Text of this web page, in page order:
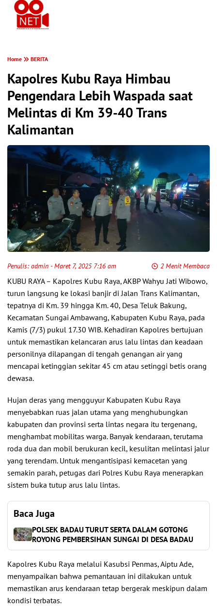
Home BERITA
Kapolres Kubu Raya Himbau
Pengendara Lebih Waspada saat
Melintas di Km 39-40 Trans
Kalimantan
Penulis: admin - Maret 7, 2025 7:16 am 2 Menit Membaca
KUBU RAYA – Kapolres Kubu Raya, AKBP Wahyu Jati Wibowo,
turun langsung ke lokasi banjir di Jalan Trans Kalimantan,
tepatnya di Km. 39 hingga Km. 40, Desa Teluk Bakung,
Kecamatan Sungai Ambawang, Kabupaten Kubu Raya, pada
Kamis (7/3) pukul 17.30 WIB. Kehadiran Kapolres bertujuan
untuk memastikan kelancaran arus lalu lintas dan keadaan
personilnya dilapangan di tengah genangan air yang
mencapai ketinggian sekitar 45 cm atau setinggi betis orang
dewasa.
Hujan deras yang mengguyur Kabupaten Kubu Raya
menyebabkan ruas jalan utama yang menghubungkan
kabupaten dan provinsi serta lintas negara itu tergenang,
menghambat mobilitas warga. Banyak kendaraan, terutama
roda dua dan mobil berukuran kecil, kesulitan melintasi jalur
yang terendam. Untuk mengantisipasi kemacetan yang
semakin parah, petugas dari Polres Kubu Raya menerapkan
sistem buka tutup arus lalu lintas.
Baca Juga
POLSEK BADAU TURUT SERTA DALAM GOTONG
ROYONG PEMBERSIHAN SUNGAI DI DESA BADAU
Kapolres Kubu Raya melalui Kasubsi Penmas, Aiptu Ade,
menyampaikan bahwa pemantauan ini dilakukan untuk
memastikan arus kendaraan tetap bergerak meskipun dalam
kondisi terbatas.